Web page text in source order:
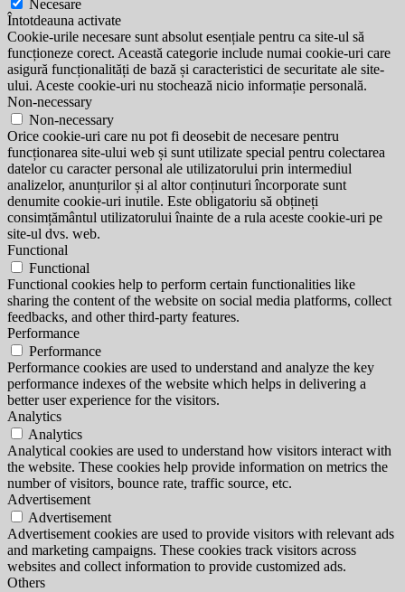
Necesare
Întotdeauna activate
Cookie-urile necesare sunt absolut esențiale pentru ca site-ul să
funcționeze corect. Această categorie include numai cookie-uri care
asigură funcționalități de bază și caracteristici de securitate ale site-
ului. Aceste cookie-uri nu stochează nicio informație personală.
Non-necessary
Non-necessary
Orice cookie-uri care nu pot fi deosebit de necesare pentru
funcționarea site-ului web și sunt utilizate special pentru colectarea
datelor cu caracter personal ale utilizatorului prin intermediul
analizelor, anunțurilor și al altor conținuturi încorporate sunt
denumite cookie-uri inutile. Este obligatoriu să obțineți
consimțământul utilizatorului înainte de a rula aceste cookie-uri pe
site-ul dvs. web.
Functional
Functional
Functional cookies help to perform certain functionalities like
sharing the content of the website on social media platforms, collect
feedbacks, and other third-party features.
Performance
Performance
Performance cookies are used to understand and analyze the key
performance indexes of the website which helps in delivering a
better user experience for the visitors.
Analytics
Analytics
Analytical cookies are used to understand how visitors interact with
the website. These cookies help provide information on metrics the
number of visitors, bounce rate, traffic source, etc.
Advertisement
Advertisement
Advertisement cookies are used to provide visitors with relevant ads
and marketing campaigns. These cookies track visitors across
websites and collect information to provide customized ads.
Others